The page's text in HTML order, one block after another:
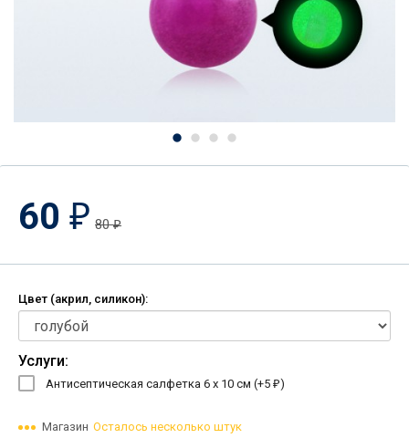
60 ₽ 80₽
Цвет (акрил, силикон):
Услуги:
Антисептическая салфетка 6 х 10 см (+5 ₽)
Магазин Осталось несколько штук